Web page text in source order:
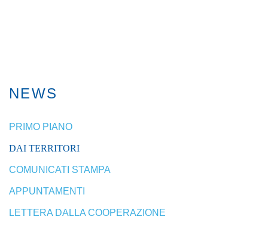
NEWS
PRIMO PIANO
DAI TERRITORI
COMUNICATI STAMPA
APPUNTAMENTI
LETTERA DALLA COOPERAZIONE